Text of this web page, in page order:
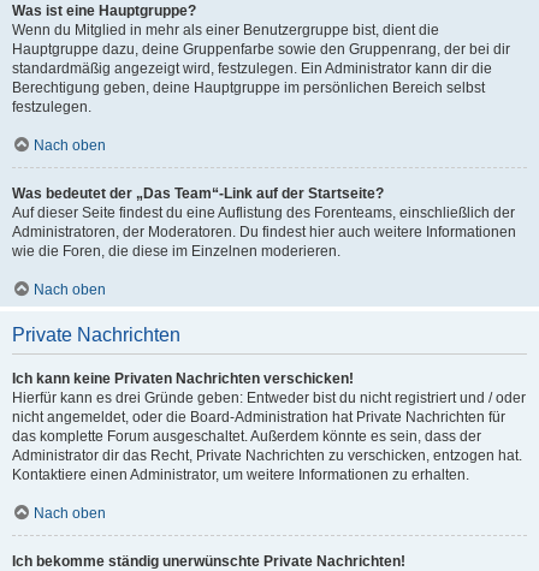
Was ist eine Hauptgruppe?
Wenn du Mitglied in mehr als einer Benutzergruppe bist, dient die
Hauptgruppe dazu, deine Gruppenfarbe sowie den Gruppenrang, der bei dir
standardmäßig angezeigt wird, festzulegen. Ein Administrator kann dir die
Berechtigung geben, deine Hauptgruppe im persönlichen Bereich selbst
festzulegen.
Nach oben
Was bedeutet der „Das Team“-Link auf der Startseite?
Auf dieser Seite findest du eine Auflistung des Forenteams, einschließlich der
Administratoren, der Moderatoren. Du findest hier auch weitere Informationen
wie die Foren, die diese im Einzelnen moderieren.
Nach oben
Private Nachrichten
Ich kann keine Privaten Nachrichten verschicken!
Hierfür kann es drei Gründe geben: Entweder bist du nicht registriert und / oder
nicht angemeldet, oder die Board-Administration hat Private Nachrichten für
das komplette Forum ausgeschaltet. Außerdem könnte es sein, dass der
Administrator dir das Recht, Private Nachrichten zu verschicken, entzogen hat.
Kontaktiere einen Administrator, um weitere Informationen zu erhalten.
Nach oben
Ich bekomme ständig unerwünschte Private Nachrichten!